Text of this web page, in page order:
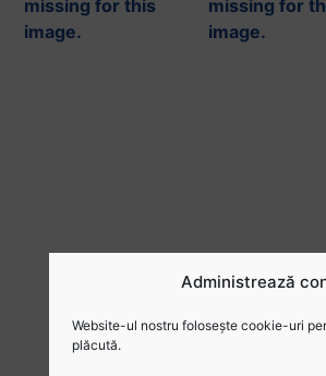
Administrează
Website-ul nostru folosește cookie-uri
plăcută.